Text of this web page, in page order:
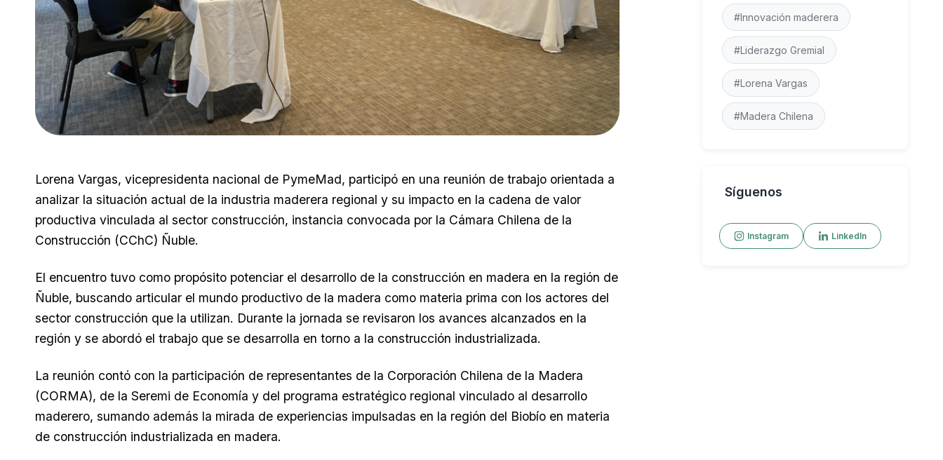
Lorena Vargas, vicepresidenta nacional de PymeMad, participó en una reunión de trabajo orientada a
analizar la situación actual de la industria maderera regional y su impacto en la cadena de valor
productiva vinculada al sector construcción, instancia convocada por la Cámara Chilena de la
Construcción (CChC) Ñuble.
El encuentro tuvo como propósito potenciar el desarrollo de la construcción en madera en la región de
Ñuble, buscando articular el mundo productivo de la madera como materia prima con los actores del
sector construcción que la utilizan. Durante la jornada se revisaron los avances alcanzados en la
región y se abordó el trabajo que se desarrolla en torno a la construcción industrializada.
La reunión contó con la participación de representantes de la Corporación Chilena de la Madera
(CORMA), de la Seremi de Economía y del programa estratégico regional vinculado al desarrollo
maderero, sumando además la mirada de experiencias impulsadas en la región del Biobío en materia
de construcción industrializada en madera.
#Innovación maderera
#Liderazgo Gremial
#Lorena Vargas
#Madera Chilena
Síguenos
Instagram LinkedIn